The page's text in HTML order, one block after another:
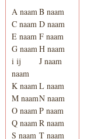
A naamB naam
C naam D naam
E naam F naam
G naamH naam
i ij
naam
J naam
K naamL naam
M naamN naam
O naamP naam
Q naamR naam
S naam T naam